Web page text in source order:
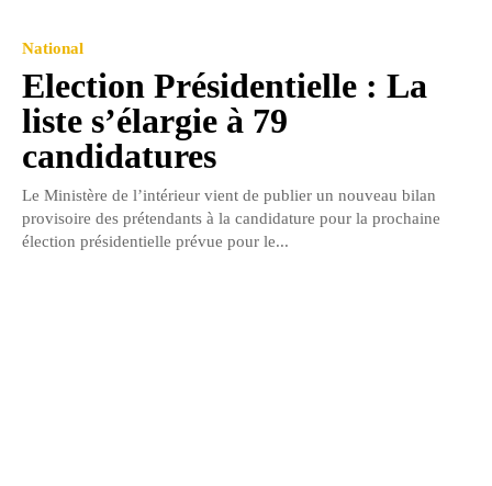
National
Election Présidentielle : La
liste s’élargie à 79
candidatures
Le Ministère de l’intérieur vient de publier un nouveau bilan
provisoire des prétendants à la candidature pour la prochaine
élection présidentielle prévue pour le...